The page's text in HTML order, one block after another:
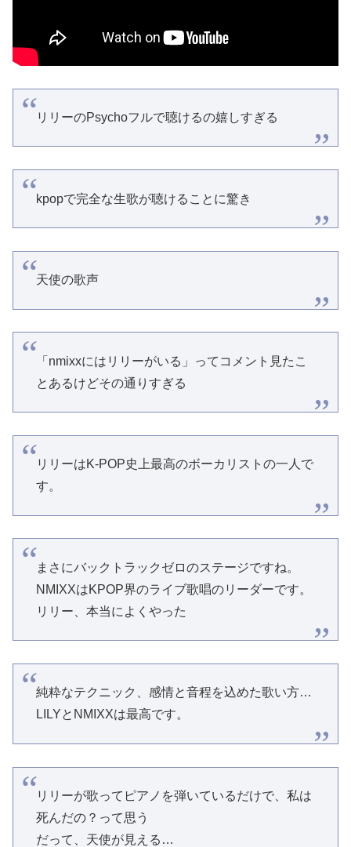
リリーのPsychoフルで聴けるの嬉しすぎる
kpopで完全な生歌が聴けることに驚き
天使の歌声
「nmixxにはリリーがいる」ってコメント見たこ
とあるけどその通りすぎる
リリーはK-POP史上最高のボーカリストの一人で
す。
まさにバックトラックゼロのステージですね。
NMIXXはKPOP界のライブ歌唱のリーダーです。
リリー、本当によくやった
純粋なテクニック、感情と音程を込めた歌い方…
LILYとNMIXXは最高です。
リリーが歌ってピアノを弾いているだけで、私は
死んだの？って思う
だって、天使が見える…